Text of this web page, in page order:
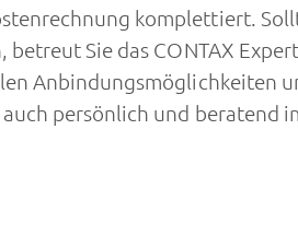
komplettiert.
Sie das CONTAX
Anbindungsmöglichkeiten
persönlich und beratend